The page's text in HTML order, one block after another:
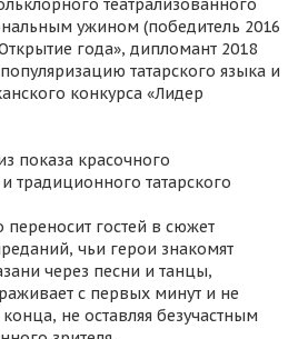
театрализованного
ужином (победитель 2016
года», дипломант 2018
татарского языка и
конкурса «Лидер
показа красочного
традиционного татарского
переносит гостей в сюжет
чьи герои знакомят
через песни и танцы,
с первых минут и не
не оставляя безучастным